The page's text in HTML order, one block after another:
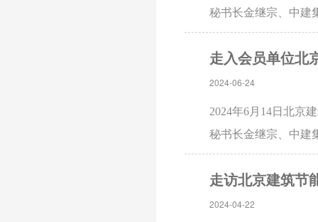
秘书长金继宗、中建
心主任娄武强等工作
总经理朱宁热…
走入会员单位北
2024-06-24
2024年6月14日北京
秘书长金继宗、中建
心主任娄武强等工作
总经理朱宁热…
走访北京建筑节
2024-04-22